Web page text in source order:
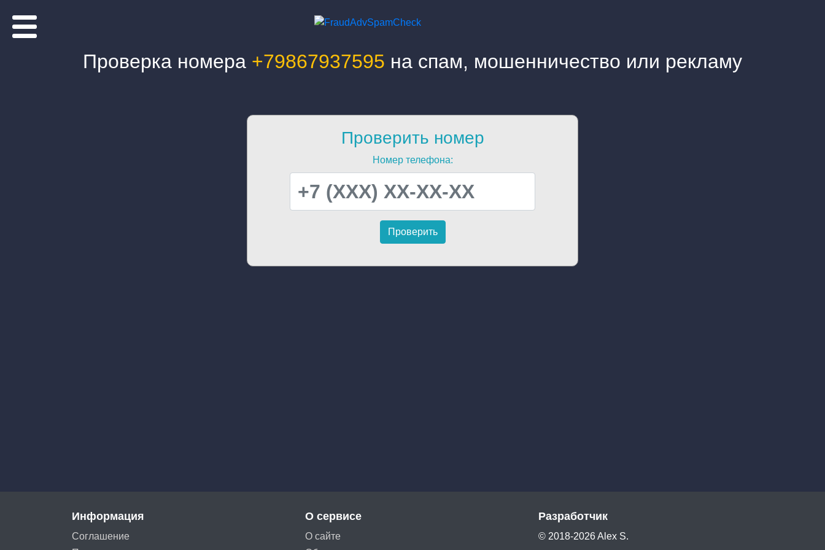
Проверка номера +79867937595 на спам, мошенничество или рекламу
Проверить номер
Номер телефона:
Информация
Соглашение
О сервисе
О сайте
Разработчик
© 2018-2026 Alex S.